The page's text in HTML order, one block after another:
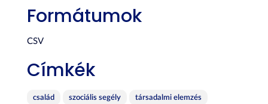
Formátumok
CSV
Címkék
család szociális segély társadalmi elemzés